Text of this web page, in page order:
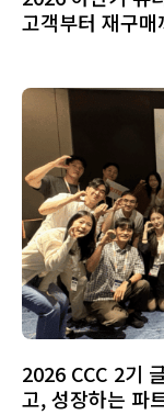
고객부터 재구매
2026 CCC 2기
고, 성장하는 파